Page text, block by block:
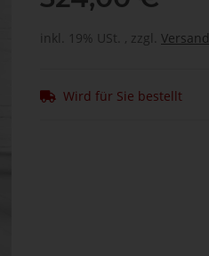
inkl. 19% USt. , zzgl. Versand
Wird für Sie bestellt